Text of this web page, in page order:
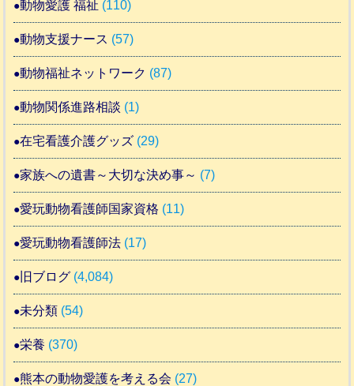
動物愛護 福祉 (110)
動物支援ナース (57)
動物福祉ネットワーク (87)
動物関係進路相談 (1)
在宅看護介護グッズ (29)
家族への遺書～大切な決め事～ (7)
愛玩動物看護師国家資格 (11)
愛玩動物看護師法 (17)
旧ブログ (4,084)
未分類 (54)
栄養 (370)
熊本の動物愛護を考える会 (27)